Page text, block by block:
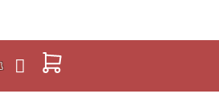
NÁKUPNÍ
KOŠÍK